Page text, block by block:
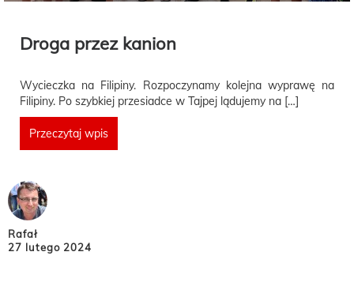
Droga przez kanion
Wycieczka na Filipiny. Rozpoczynamy kolejna wyprawę na
Filipiny. Po szybkiej przesiadce w Tajpej lądujemy na […]
Przeczytaj wpis
Rafał
27 lutego 2024